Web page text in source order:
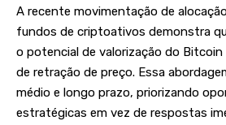
A recente movimentação de
fundos de criptoativos demonstra
o potencial de valorização do
de retração de preço. Essa
médio e longo prazo, priorizando
estratégicas em vez de respostas